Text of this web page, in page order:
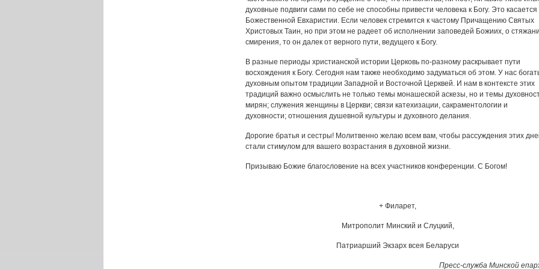
духовные подвиги сами по себе не способны привести человека к Богу. Это касается
Божественной Евхаристии. Если человек стремится к частому Причащению Святых
Христовых Таин, но при этом не радеет об исполнении заповедей Божиих, о
смирения, то он далек от верного пути, ведущего к Богу.
В разные периоды христианской истории Церковь по-разному раскрывает пути
восхождения к Богу. Сегодня нам также необходимо задуматься об этом. У нас
духовным опытом традиции Западной и Восточной Церквей. И нам в контексте этих
традиций важно осмыслить не только темы монашеской аскезы, но и темы
мирян; служения женщины в Церкви; связи катехизации, сакраментологии и
духовности; отношения душевной культуры и духовного делания.
Дорогие братья и сестры! Молитвенно желаю всем вам, чтобы рассуждения этих
стали стимулом для вашего возрастания в духовной жизни.
Призываю Божие благословение на всех участников конференции. С Богом!
+ Филарет,
Митрополит Минский и Слуцкий,
Патриарший Экзарх всея Беларуси
Пресс-служба Минской